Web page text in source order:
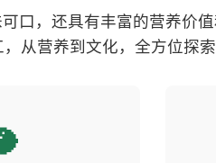
口，还具有丰富的营养价
从营养到文化，全方位探索